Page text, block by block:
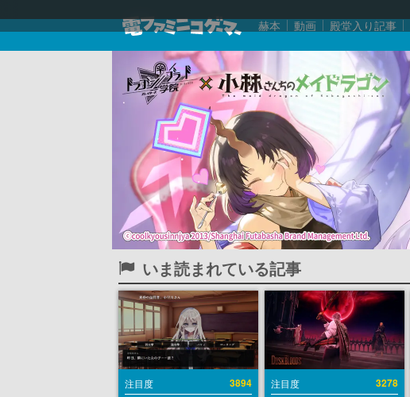
赫本 動画 殿堂入り記事
いま読まれている記事
注目度 3894 注目度 3278